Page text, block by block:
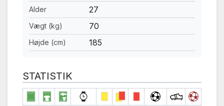
Alder 27
Vægt (kg) 70
Højde (cm) 185
STATISTIK